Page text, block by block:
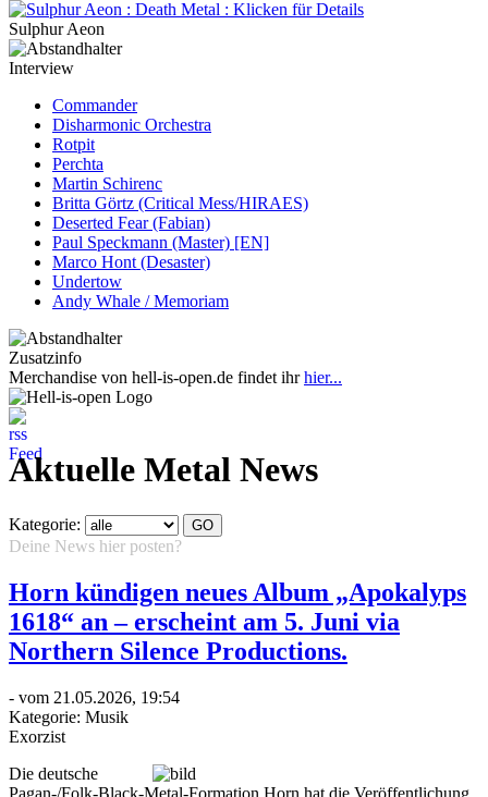
Sulphur Aeon
Interview
Commander
Disharmonic Orchestra
Rotpit
Perchta
Martin Schirenc
Britta Görtz (Critical Mess/HIRAES)
Deserted Fear (Fabian)
Paul Speckmann (Master) [EN]
Marco Hont (Desaster)
Undertow
Andy Whale / Memoriam
Zusatzinfo
Merchandise von hell-is-open.de findet ihrhier...
Aktuelle Metal News
Kategorie:
Deine News hier posten?
Horn kündigen neues Album „Apokalyps
1618“ an – erscheint am 5. Juni via
Northern Silence Productions.
- vom 21.05.2026, 19:54
Kategorie: Musik
Exorzist
Die deutsche
Pagan-/Folk-Black-Metal-Formation Horn hat die Veröffentlichung